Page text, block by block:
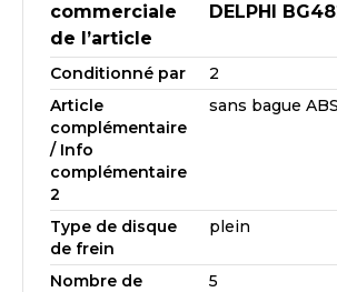
commerciale
de l’article
DELPHI
Conditionné par
2
Article
complémentaire
/ Info
complémentaire
2
sans bague ABS
Type de disque
de frein
plein
Nombre de
5